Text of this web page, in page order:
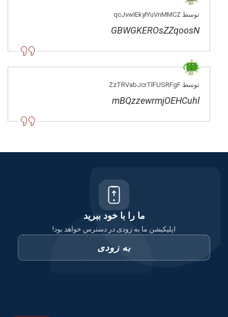
توسط qcJvwIEkylYuVnMMCZ
GBWGKEROsZZqoosN
توسط ZzTRVabJcrTlFUSRFgF
mBQzzewrmjOEHCuhl
ما را با خود ببرید
اپلیکیشن ما به زودی در دسترس خواهد بود!
به زودی